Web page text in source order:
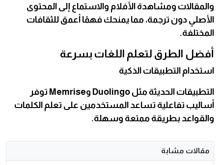
والمقالات ومشاهدة الأفلام والاستماع إلى المحتوى
الأصلي دون ترجمة، مما يمنحك فهمًا أعمق للثقافات
المختلفة.
أفضل الطرق لتعلم اللغات بسرعة
استخدام التطبيقات الذكية
التطبيقات الحديثة مثل Duolingo وMemrise توفر
أساليب تفاعلية تساعد المستخدمين على تعلم الكلمات
والقواعد بطريقة ممتعة وسهلة.
مقالات مشابة